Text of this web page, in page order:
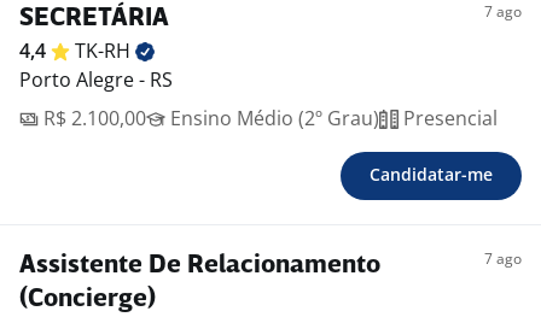
SECRETÁRIA 7 ago
4,4
TK-RH
Porto Alegre - RS
R$ 2.100,00
Ensino Médio (2º Grau) Presencial
Candidatar-me
Assistente De Relacionamento
(Concierge)
7 ago